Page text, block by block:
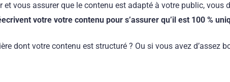
et vous assurer que le contenu est adapté à votre public,
votre votre contenu pour s’assurer qu’il est 100 %
dont votre contenu est structuré ? Ou si vous avez d’assez